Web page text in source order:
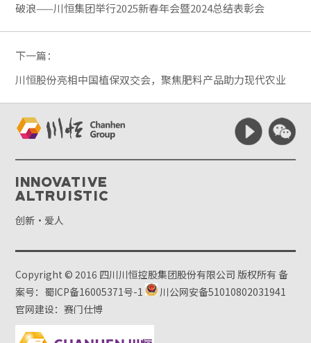
破浪——川恒集团举行2025新春年会暨2024总结表彰会
下一篇：
川恒股份亮相中国植保双交会，聚焦肥料产品助力现代农业
Innovative
Altruistic
创新·爱人
Copyright © 2016 四川川恒控股集团股份有限公司 版权所有备
案号：蜀ICP备16005371号-1
川公网安备51010802031941
官网建设：赛门仕博